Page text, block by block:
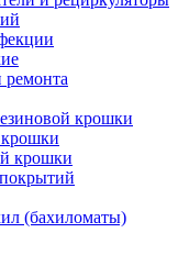
ремонта
крошки
крошки
(бахиломаты)